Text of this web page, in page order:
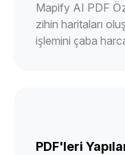
Mapify AI PDF
zihin haritaları
işlemini çaba
PDF'leri